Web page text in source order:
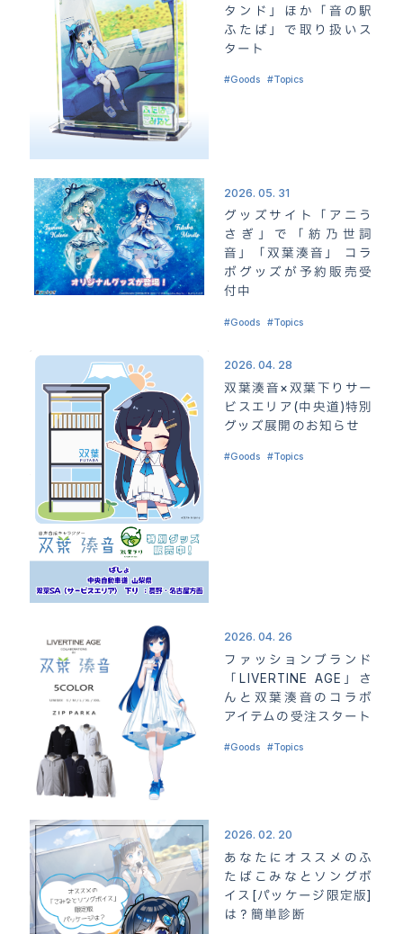
タンド」ほか「音の駅
ふたば」で取り扱いス
タート
Goods Topics
2026. 05. 31
グッズサイト「アニう
さぎ」で「紡乃世詞
音」「双葉湊音」 コラ
ボグッズが予約販売受
付中
Goods Topics
2026. 04. 28
双葉湊音×双葉下りサー
ビスエリア(中央道)特別
グッズ展開のお知らせ
Goods Topics
2026. 04. 26
ファッションブランド
「LIVERTINE AGE」さ
んと双葉湊音のコラボ
アイテムの受注スタート
Goods Topics
2026. 02. 20
あなたにオススメのふ
たばこみなとソングボ
イス[パッケージ限定版]
は？簡単診断